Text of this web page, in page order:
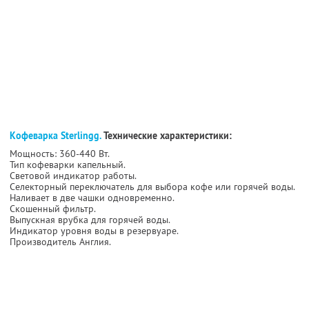
Кофеварка Sterlingg.Технические характеристики:
Мощность: 360-440 Вт.
Тип кофеварки капельный.
Световой индикатор работы.
Селекторный переключатель для выбора кофе или горячей воды.
Наливает в две чашки одновременно.
Скошенный фильтр.
Выпускная врубка для горячей воды.
Индикатор уровня воды в резервуаре.
Производитель Англия.